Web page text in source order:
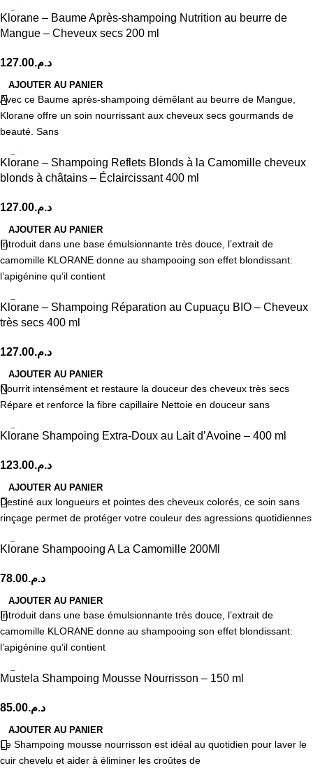
Klorane – Baume Après-shampoing Nutrition au beurre de
Mangue – Cheveux secs 200 ml
د.م.127.00
AJOUTER AU PANIER
Avec ce Baume après-shampoing démêlant au beurre de Mangue,
Klorane offre un soin nourrissant aux cheveux secs gourmands de
beauté. Sans
Klorane – Shampoing Reflets Blonds à la Camomille cheveux
blonds à châtains – Éclaircissant 400 ml
د.م.127.00
AJOUTER AU PANIER
Introduit dans une base émulsionnante très douce, l’extrait de
camomille KLORANE donne au shampooing son effet blondissant:
l’apigénine qu’il contient
Klorane – Shampoing Réparation au Cupuaçu BIO – Cheveux
très secs 400 ml
د.م.127.00
AJOUTER AU PANIER
Nourrit intensément et restaure la douceur des cheveux très secs
Répare et renforce la fibre capillaire Nettoie en douceur sans
Klorane Shampoing Extra-Doux au Lait d’Avoine – 400 ml
د.م.123.00
AJOUTER AU PANIER
Destiné aux longueurs et pointes des cheveux colorés, ce soin sans
rinçage permet de protéger votre couleur des agressions quotidiennes
Klorane Shampooing A La Camomille 200Ml
د.م.78.00
AJOUTER AU PANIER
Introduit dans une base émulsionnante très douce, l’extrait de
camomille KLORANE donne au shampooing son effet blondissant:
l’apigénine qu’il contient
Mustela Shampoing Mousse Nourrisson – 150 ml
د.م.85.00
AJOUTER AU PANIER
Le Shampoing mousse nourrisson est idéal au quotidien pour laver le
cuir chevelu et aider à éliminer les croûtes de